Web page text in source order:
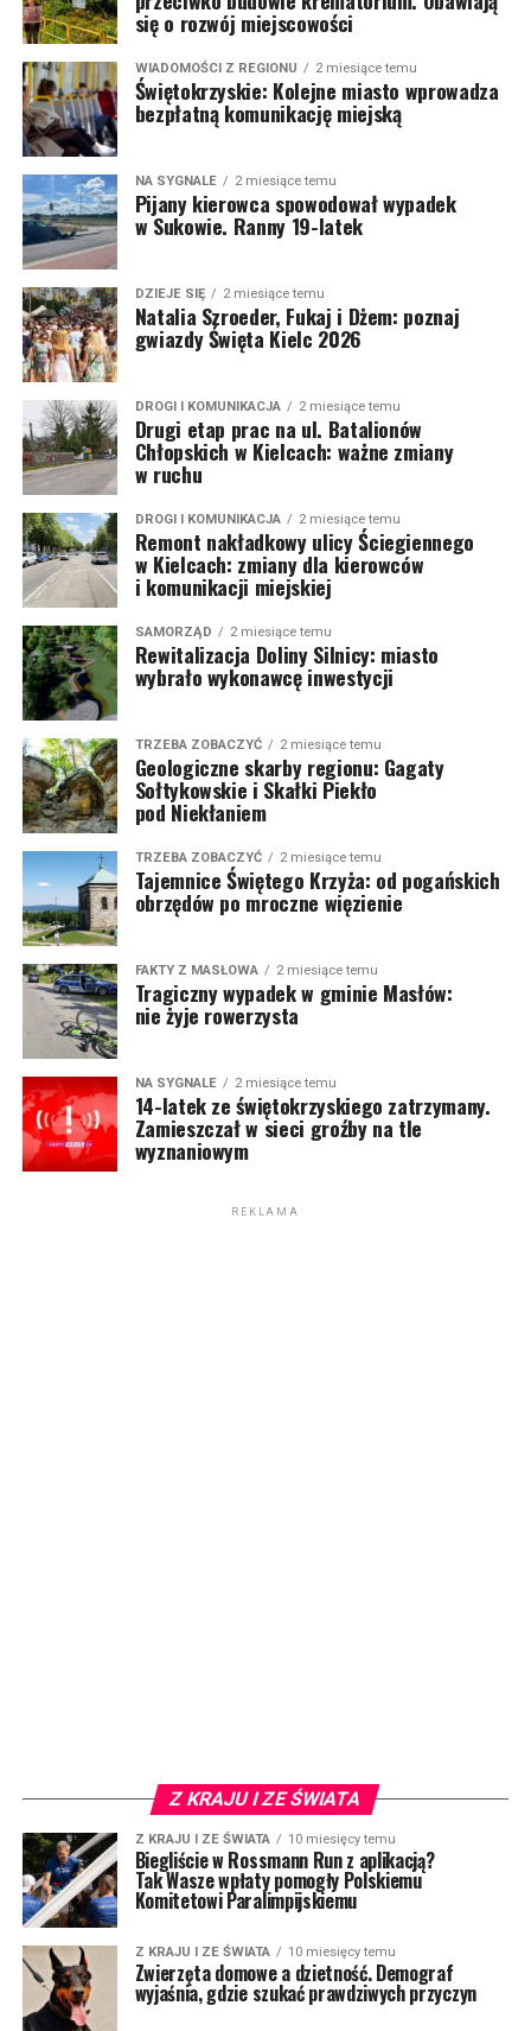
się o rozwój miejscowości
WIADOMOŚCI Z REGIONU 2 miesiące temu
Świętokrzyskie: Kolejne miasto wprowadza
bezpłatną komunikację miejską
NA SYGNALE 2 miesiące temu
Pijany kierowca spowodował wypadek
w Sukowie. Ranny 19-latek
DZIEJE SIĘ 2 miesiące temu
Natalia Szroeder, Fukaj i Dżem: poznaj
gwiazdy Święta Kielc 2026
DROGI I KOMUNIKACJA 2 miesiące temu
Drugi etap prac na ul. Batalionów
Chłopskich w Kielcach: ważne zmiany
w ruchu
DROGI I KOMUNIKACJA 2 miesiące temu
Remont nakładkowy ulicy Ściegiennego
w Kielcach: zmiany dla kierowców
i komunikacji miejskiej
SAMORZĄD 2 miesiące temu
Rewitalizacja Doliny Silnicy: miasto
wybrało wykonawcę inwestycji
TRZEBA ZOBACZYĆ 2 miesiące temu
Geologiczne skarby regionu: Gagaty
Sołtykowskie i Skałki Piekło
pod Niekłaniem
TRZEBA ZOBACZYĆ 2 miesiące temu
Tajemnice Świętego Krzyża: od pogańskich
obrzędów po mroczne więzienie
FAKTY Z MASŁOWA 2 miesiące temu
Tragiczny wypadek w gminie Masłów:
nie żyje rowerzysta
NA SYGNALE 2 miesiące temu
14-latek ze świętokrzyskiego zatrzymany.
Zamieszczał w sieci groźby na tle
wyznaniowym
REKLAMA
Z KRAJU I ZE ŚWIATA
Z KRAJU I ZE ŚWIATA 10 miesięcy temu
Biegliście w Rossmann Run z aplikacją?
Tak Wasze wpłaty pomogły Polskiemu
Komitetowi Paralimpijskiemu
Z KRAJU I ZE ŚWIATA 10 miesięcy temu
Zwierzęta domowe a dzietność. Demograf
wyjaśnia, gdzie szukać prawdziwych przyczyn